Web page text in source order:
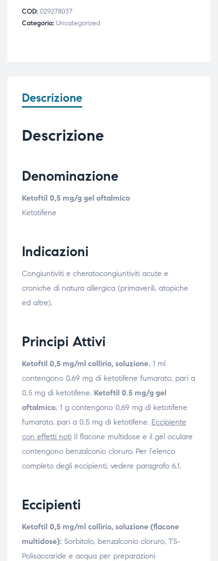
COD: 029278037
Categoria: Uncategorized
Descrizione
Descrizione
Denominazione
Ketoftil 0,5 mg/g gel oftalmico
Ketotifene
Indicazioni
Congiuntiviti e cheratocongiuntiviti acute e
croniche di natura allergica (primaverili, atopiche
ed altre).
Principi Attivi
Ketoftil 0,5 mg/ml collirio, soluzione. 1 ml
contengono 0,69 mg di ketotifene fumarato, pari a
0,5 mg di ketotifene. Ketoftil 0.5 mg/g gel
oftalmico. 1 g contengono 0,69 mg di ketotifene
fumarato, pari a 0,5 mg di ketotifene. Eccipiente
con effetti noti Il flacone multidose e il gel oculare
contengono benzalconio cloruro. Per l’elenco
completo degli eccipienti, vedere paragrafo 6.1.
Eccipienti
Ketoftil 0,5 mg/ml collirio, soluzione (flacone
multidose): Sorbitolo, benzalconio cloruro, TS-
Polisaccaride e acqua per preparazioni